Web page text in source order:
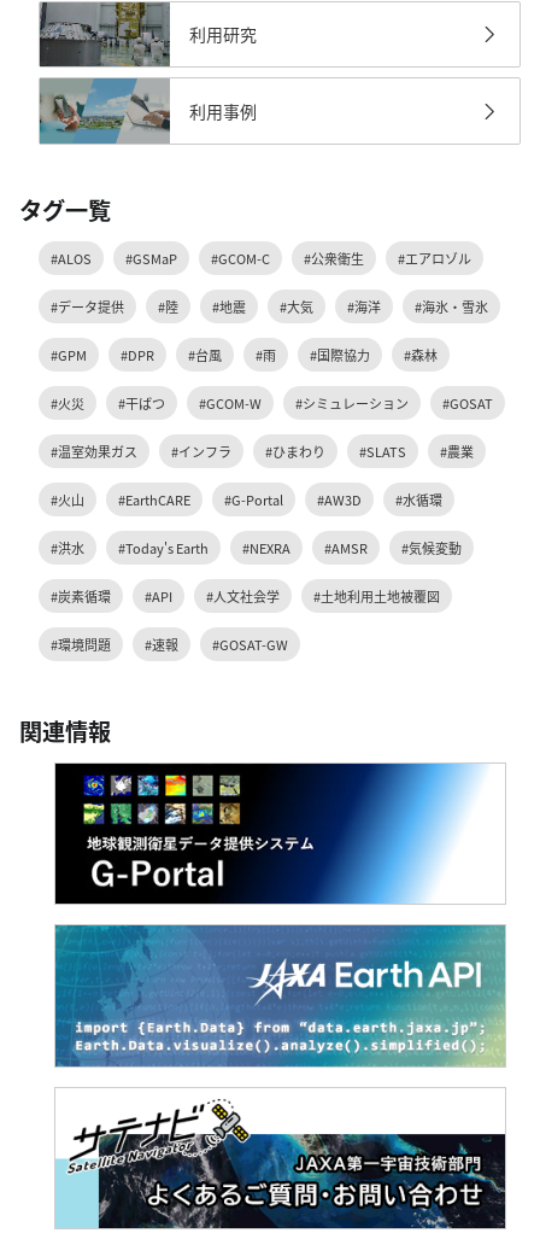
利用研究
利用事例
タグ一覧
#ALOS #GSMaP #GCOM-C #公衆衛生 #エアロゾル
#データ提供 #陸 #地震 #大気 #海洋 #海氷・雪氷
#GPM #DPR #台風 #雨 #国際協力 #森林
#火災 #干ばつ #GCOM-W #シミュレーション #GOSAT
#温室効果ガス #インフラ #ひまわり #SLATS #農業
#火山 #EarthCARE #G-Portal #AW3D #水循環
#洪水 #Today's Earth #NEXRA #AMSR #気候変動
#炭素循環 #API #人文社会学 #土地利用土地被覆図
#環境問題 #速報 #GOSAT-GW
関連情報